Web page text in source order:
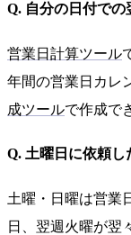
Q. 自分の日付で
営業日計算ツール
年間の営業日カレ
成ツールで作成で
Q. 土曜日に依頼し
土曜・日曜は営業
日、翌週火曜が翌